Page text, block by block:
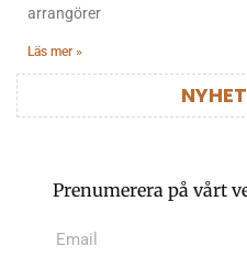
arrangörer
Läs mer »
Prenumerera på vårt